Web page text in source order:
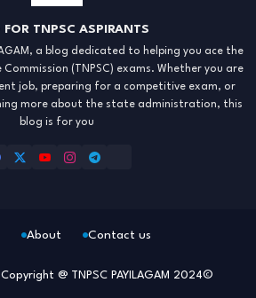
FOR TNPSC ASPIRANTS
a blog dedicated to helping you ace the
Commission (TNPSC) exams. Whether you are
job, preparing for a competitive exam, or
more about the state administration, this
blog is for you
@ TNPSC PAYILAGAM 2024©
About Contact us